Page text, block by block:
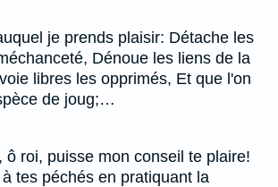
je prends plaisir: Détache les
Dénoue les liens de la
libres les opprimés, Et que l'on
de joug;…
ô roi, puisse mon conseil te plaire!
tes péchés en pratiquant la